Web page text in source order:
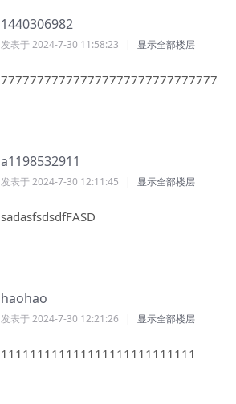
1440306982
发表于 2024-7-30 11:58:23 | 显示全部楼层
777777777777777777777777777777
a1198532911
发表于 2024-7-30 12:11:45 | 显示全部楼层
sadasfsdsdfFASD
haohao
发表于 2024-7-30 12:21:26 | 显示全部楼层
111111111111111111111111111